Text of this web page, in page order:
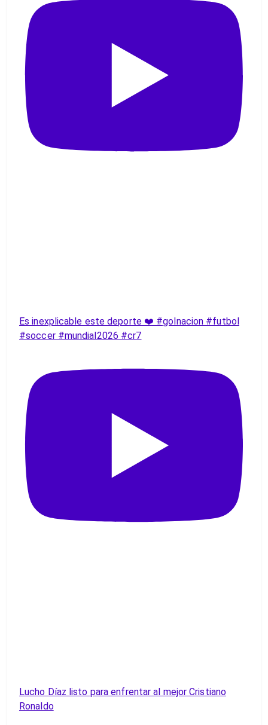
Es inexplicable este deporte ❤️ #golnacion #futbol
#soccer #mundial2026 #cr7
Lucho Díaz listo para enfrentar al mejor Cristiano
Ronaldo